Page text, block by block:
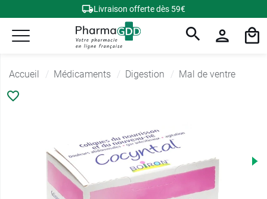
Livraison offerte dès 59€
Accueil Médicaments Digestion Mal de ventre